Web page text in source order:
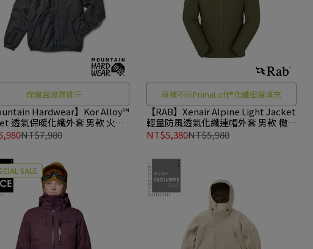
保暖且吸濕排汗
Hardwear】Kor Alloy™
透氣保暖化纖外套 男款 火山
NT$7,980
兩種不同PrimaLoft®化纖密度填充
【RAB】Xenair Alpine Light Jacket
輕量防風透氣化纖連帽外套 男款 橄欖
綠 #QIP17
NT$5,380NT$5,980
SALE